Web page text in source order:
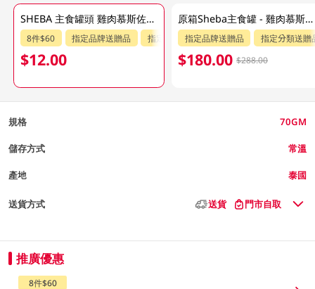
SHEBA 主食罐頭 雞肉慕斯佐羊心70GM
8件$60 指定品牌送贈品 指定分類送贈品
$12.00
原箱Sheba主食罐 - 雞肉慕斯佐羊心 24 x 70GM
指定品牌送贈品 指定分類送贈
$180.00 $288.00
規格 70GM
儲存方式 常溫
產地 泰國
送貨方式 送貨 門市自取
推廣優惠
8件$60